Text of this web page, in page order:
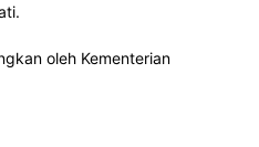
oleh Kementerian